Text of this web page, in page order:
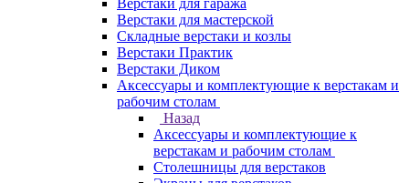
Верстаки для гаража
Верстаки для мастерской
Складные верстаки и козлы
Верстаки Практик
Верстаки Диком
Аксессуары и комплектующие к верстакам и
рабочим столам
Назад
Аксессуары и комплектующие к
верстакам и рабочим столам
Столешницы для верстаков